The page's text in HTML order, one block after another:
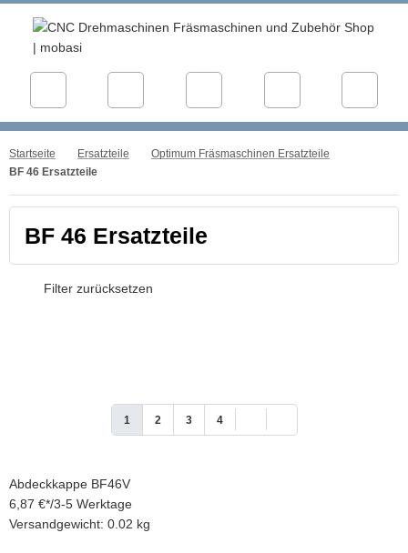
Startseite Ersatzteile
Optimum Fräsmaschinen Ersatzteile
BF 46 Ersatzteile
BF 46 Ersatzteile
Filter zurücksetzen
1 2 3 4
Abdeckkappe BF46V
6,87 €*/3-5 Werktage
Versandgewicht: 0.02 kg